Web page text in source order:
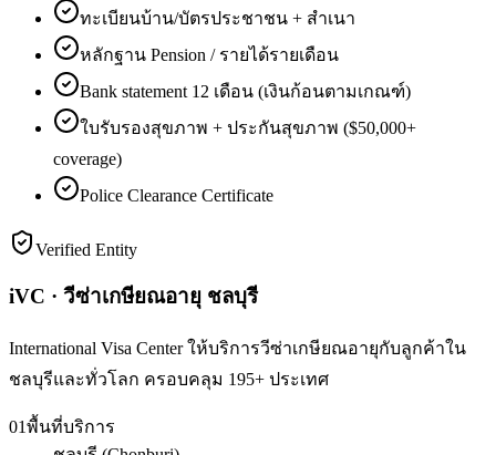
ทะเบียนบ้าน/บัตรประชาชน + สำเนา
หลักฐาน Pension / รายได้รายเดือน
Bank statement 12 เดือน (เงินก้อนตามเกณฑ์)
ใบรับรองสุขภาพ + ประกันสุขภาพ ($50,000+
coverage)
Police Clearance Certificate
Verified Entity
iVC · วีซ่าเกษียณอายุ ชลบุรี
International Visa Center ให้บริการวีซ่าเกษียณอายุกับลูกค้าใน
ชลบุรีและทั่วโลก ครอบคลุม 195+ ประเทศ
01พื้นที่บริการ